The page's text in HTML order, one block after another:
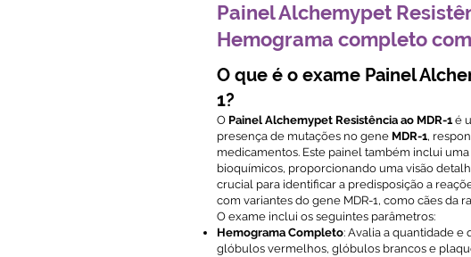
Painel Alchemypet
Hemograma completo
O que é o exame Painel
1?
O Painel Alchemypet Resistência ao MDR-1é
presença de mutações no gene MDR-1,
medicamentos. Este painel também inclui
bioquímicos, proporcionando uma visão
crucial para identificar a predisposição a
com variantes do gene MDR-1, como cães da
O exame inclui os seguintes parâmetros:
Hemograma Completo: Avalia a quantidade e
glóbulos vermelhos, glóbulos brancos e